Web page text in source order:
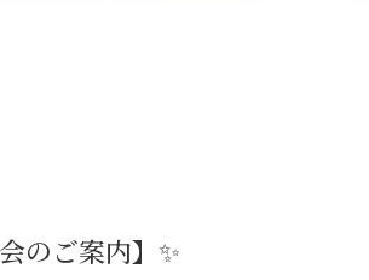
講演会のご案内】✨